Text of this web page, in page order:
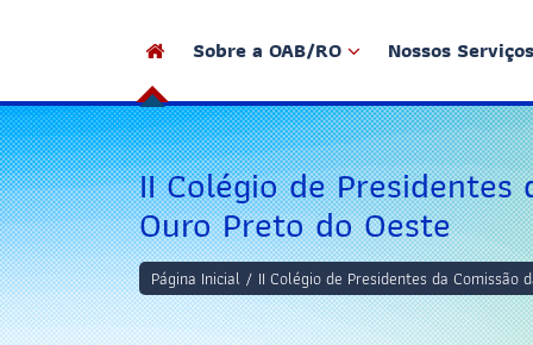
Sobre a OAB/RO
Institucional
Institucional
Diretoria e
Setores
Instalações
Linha do
OAB
Leis e Normas
Legislação
Desagravos
Instruções
Portarias
Provimentos
Resoluções
Relatórios de Gestão
Nossos Serviços
Serviços
Ao Público
Tesouraria
Projeto AcelerAÇÃO
Peticionamento
Eletrônico
II Colégio de Presidentes
Ouro Preto do Oeste
Página Inicial / II Colégio de Presidentes da Comissão